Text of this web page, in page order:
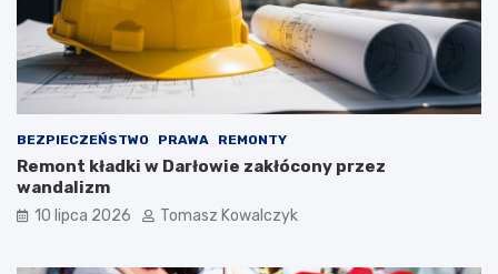
BEZPIECZEŃSTWO PRAWA REMONTY
Remont kładki w Darłowie zakłócony przez
wandalizm
10 lipca 2026 Tomasz Kowalczyk